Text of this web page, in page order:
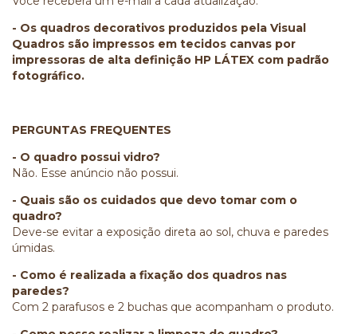
- Os quadros decorativos produzidos pela Visual
Quadros são impressos em tecidos canvas por
impressoras de alta definição HP LÁTEX com padrão
fotográfico.
PERGUNTAS FREQUENTES
- O quadro possui vidro?
Não. Esse anúncio não possui.
- Quais são os cuidados que devo tomar com o
quadro?
Deve-se evitar a exposição direta ao sol, chuva e paredes
úmidas.
- Como é realizada a fixação dos quadros nas
paredes?
Com 2 parafusos e 2 buchas que acompanham o produto.